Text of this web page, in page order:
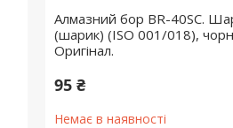
Алмазний бор BR-40SC.
(шарик) (ISO 001/018),
Оригінал.
95 ₴
Немає в наявності